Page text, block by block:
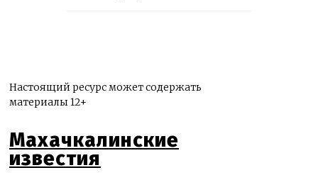
Настоящий ресурс может содержать
материалы 12+
Махачкалинские
известия